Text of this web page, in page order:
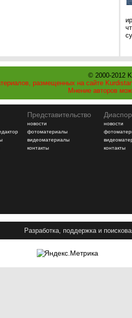
© 2000-2012
размещенных на сайте
Мнение авторов
Представительство
новости
фотоматериалы
видеоматериалы
контакты
новости
контакты
Разработка, поддержка и